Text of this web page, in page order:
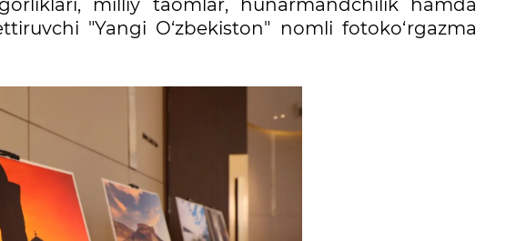
milliy taomlar, hunarmandchilik hamda
"Yangi O‘zbekiston" nomli fotoko‘rgazma